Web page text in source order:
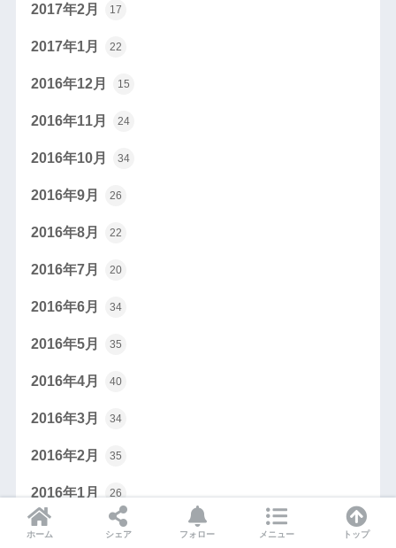
2017年2月 17
2017年1月 22
2016年12月 15
2016年11月 24
2016年10月 34
2016年9月 26
2016年8月 22
2016年7月 20
2016年6月 34
2016年5月 35
2016年4月 40
2016年3月 34
2016年2月 35
2016年1月 26
2015年12月 17
ホーム シェア フォロー メニュー トップ